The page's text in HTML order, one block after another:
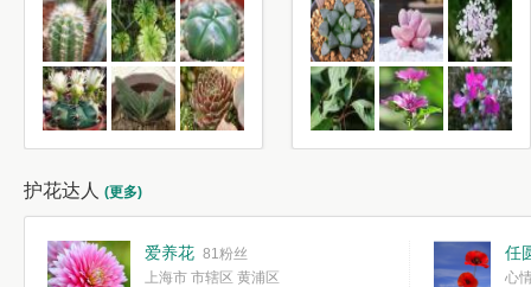
护花达人 (更多)
爱养花 81粉丝
上海市 市辖区 黄浦区
任
心